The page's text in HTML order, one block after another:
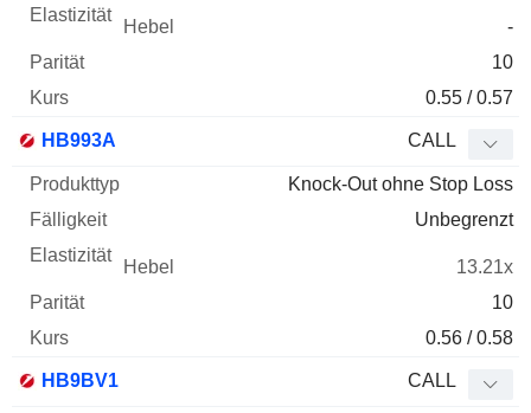
-
10
0.55 / 0.57
HB993A CALL
Knock-Out ohne Stop Loss
Unbegrenzt
13.21x
10
0.56 / 0.58
HB9BV1 CALL